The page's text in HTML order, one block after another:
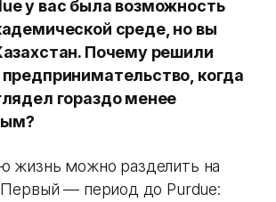
у вас была возможность
среде, но вы
Почему решили
предпринимательство, когда
гораздо менее
жизнь можно разделить на
Первый — период до Purdue: